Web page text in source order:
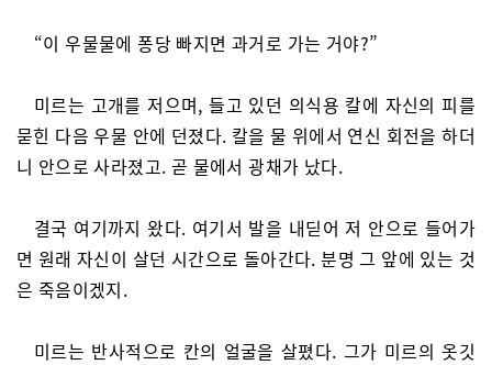
“이 우물물에 퐁당 빠지면 과거로 가는 거야?”
미르는 고개를 저으며, 들고 있던 의식용 칼에 자신의 피를
묻힌 다음 우물 안에 던졌다. 칼을 물 위에서 연신 회전을 하더
니 안으로 사라졌고. 곧 물에서 광채가 났다.
결국 여기까지 왔다. 여기서 발을 내딛어 저 안으로 들어가
면 원래 자신이 살던 시간으로 돌아간다. 분명 그 앞에 있는 것
은 죽음이겠지.
미르는 반사적으로 칸의 얼굴을 살폈다. 그가 미르의 옷깃